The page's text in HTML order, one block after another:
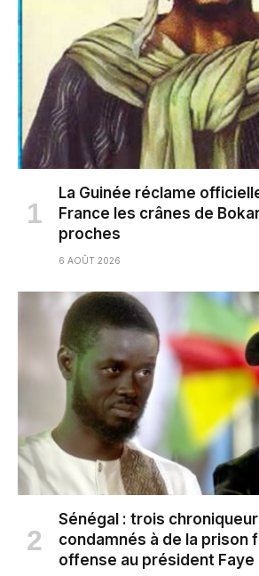
La Guinée réclame
France les crânes de
proches
6 AOÛT 2026
Sénégal : trois
condamnés à de la prison
offense au président Faye